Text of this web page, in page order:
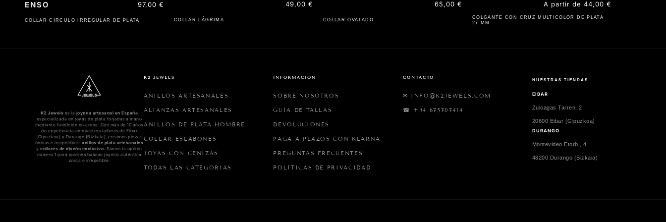
COLLAR CIRCULO IRREGULAR DE PLATA
ENSO
Precio
habitual
97,00 €
COLLAR LÁGRIMA
Precio
habitual
49,00 €
COLLAR OVALADO
Precio
habitual
65,00 €
COLGANTE CON CRUZ MULTICOLOR DE PLATA
27 MM
Precio
habitual
A partir de 44,00 €
K2 Jewels es la joyería artesanal en España
especializada en joyas de plata forjadas a mano
mediante fundición en arena. Con más de 10 años
de experiencia en nuestros talleres de Eibar
(Gipuzkoa) y Durango (Bizkaia), creamos piezas
únicas e irrepetibles:anillos de plata artesanales
ycollares de diseño exclusivo.Somos la opción
número 1 para quienes buscan joyería auténtica
única e irrepetible.
K2 JEWELS
ANILLOS ARTESANALES
ALIANZAS ARTESANALES
ANILLOS DE PLATA HOMBRE
COLLAR ESLABONES
JOYAS CON CENIZAS
TODAS LAS CATEGORIAS
INFORMACIÓN
SOBRE NOSOTROS
GUÍA DE TALLAS
DEVOLUCIONES
PAGA A PLAZOS CON KLARNA
PREGUNTAS FRECUENTES
POLÍTICAS DE PRIVACIDAD
CONTACTO
✉ INFO@K2JEWELS.COM
☎ +34 675707414
NUESTRAS TIENDAS
EIBAR
Zuloagas Tarren, 2
20600 Eibar (Gipuzkoa)
DURANGO
Montevideo Etorb., 4
48200 Durango (Bizkaia)